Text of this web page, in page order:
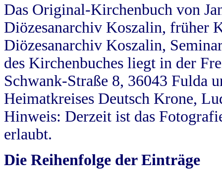
Das Original-Kirchenbuch von
Diözesanarchiv Koszalin, früher
Diözesanarchiv Koszalin,
des Kirchenbuches liegt in der
Schwank-Straße 8, 36043 Fulda
Heimatkreises Deutsch Krone,
Hinweis: Derzeit ist das
erlaubt.
Die Reihenfolge der Einträge